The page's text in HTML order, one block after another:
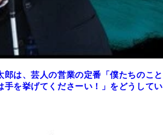
郎は、芸人の営業の定番「僕たちのこと
手を挙げてくださーい！」をどうしてい